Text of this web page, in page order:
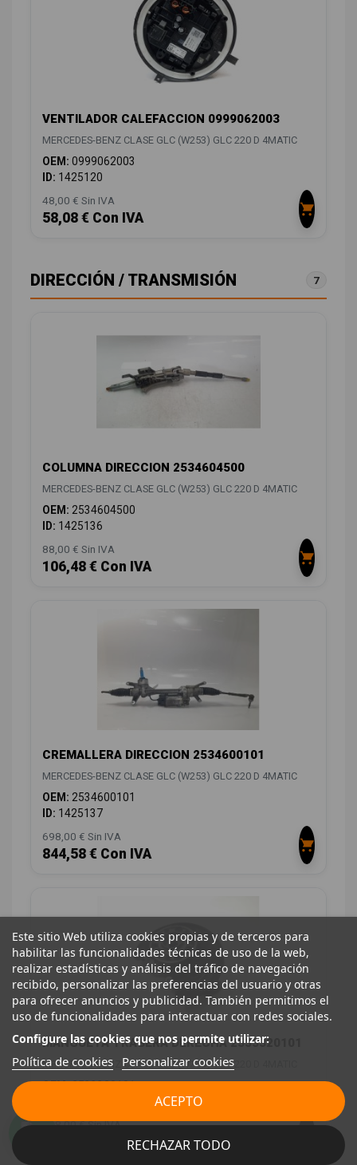
VENTILADOR CALEFACCION 0999062003
MERCEDES-BENZ CLASE GLC (W253) GLC 220 D 4MATIC
OEM: 0999062003
ID: 1425120
48,00 € Sin IVA
58,08 € Con IVA
DIRECCIÓN / TRANSMISIÓN 7
COLUMNA DIRECCION 2534604500
MERCEDES-BENZ CLASE GLC (W253) GLC 220 D 4MATIC
OEM: 2534604500
ID: 1425136
88,00 € Sin IVA
106,48 € Con IVA
CREMALLERA DIRECCION 2534600101
MERCEDES-BENZ CLASE GLC (W253) GLC 220 D 4MATIC
OEM: 2534600101
ID: 1425137
698,00 € Sin IVA
844,58 € Con IVA
MANGUETA TRASERA DERECHA 2533320101
MERCEDES-BENZ CLASE GLC (W253) GLC 220 D 4MATIC
OEM:2533320101
148,00 € Sin IVA
179,08 € Con IVA
Este sitio Web utiliza cookies propias y de terceros para
habilitar las funcionalidades técnicas de uso de la web,
realizar estadísticas y análisis del tráfico de navegación
recibido, personalizar las preferencias del usuario y otras
para ofrecer anuncios y publicidad. También permitimos el
uso de funcionalidades para interactuar con redes sociales.
Configure las cookies que nos permite utilizar:
Política de cookies Personalizar cookies
RECHAZAR TODO
ACEPTO